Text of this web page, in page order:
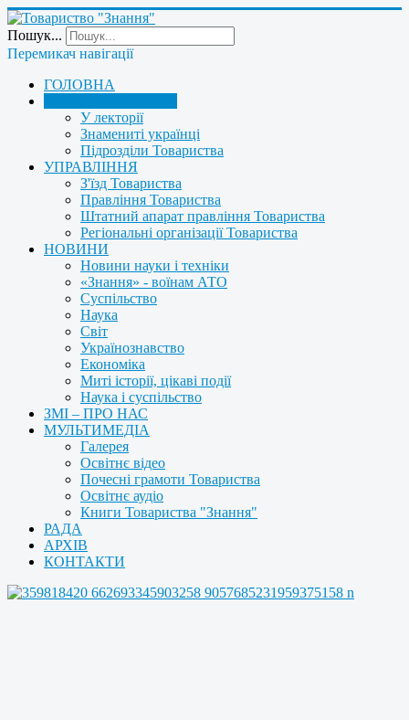
Пошук...
Перемикач навігації
ГОЛОВНА
У лекторії
Знамениті українці
Підрозділи Товариства
УПРАВЛІННЯ
З'їзд Товариства
Правління Товариства
Штатний апарат правління Товариства
Регіональні організації Товариства
НОВИНИ
Новини науки і техніки
«Знання» - воїнам АТО
Суспільство
Наука
Світ
Українознавство
Економіка
Миті історії, цікаві події
Наука і суспільство
ЗМІ – ПРО НАС
МУЛЬТИМЕДІА
Галерея
Освітнє відео
Почесні грамоти Товариства
Освітнє аудіо
Книги Товариства "Знання"
РАДА
АРХІВ
КОНТАКТИ